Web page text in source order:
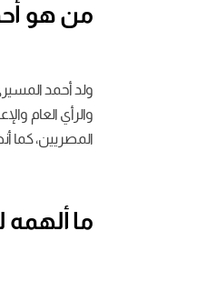
من هو
والرأي العام
المصريين، كما
ما ألهمه